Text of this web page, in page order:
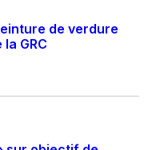
de verdure
GRC